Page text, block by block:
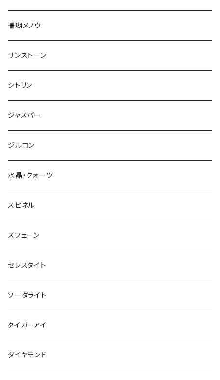
珊瑚メノウ
サンストーン
シトリン
ジャスパー
ジルコン
水晶・クォーツ
スピネル
スフェーン
セレスタイト
ソーダライト
タイガーアイ
ダイヤモンド